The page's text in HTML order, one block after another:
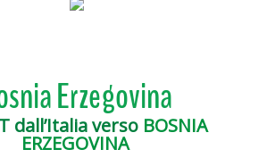
Erzegovina
dall’Italia verso BOSNIA
ERZEGOVINA